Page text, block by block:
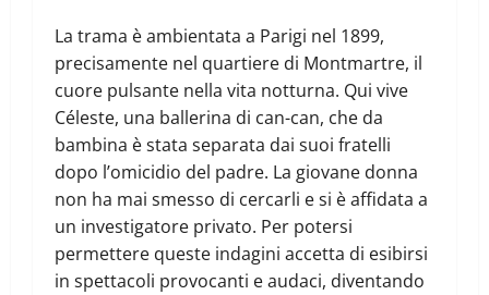
La trama è ambientata a Parigi nel 1899,
precisamente nel quartiere di Montmartre, il
cuore pulsante nella vita notturna. Qui vive
Céleste, una ballerina di can-can, che da
bambina è stata separata dai suoi fratelli
dopo l’omicidio del padre. La giovane donna
non ha mai smesso di cercarli e si è affidata a
un investigatore privato. Per potersi
permettere queste indagini accetta di esibirsi
in spettacoli provocanti e audaci, diventando